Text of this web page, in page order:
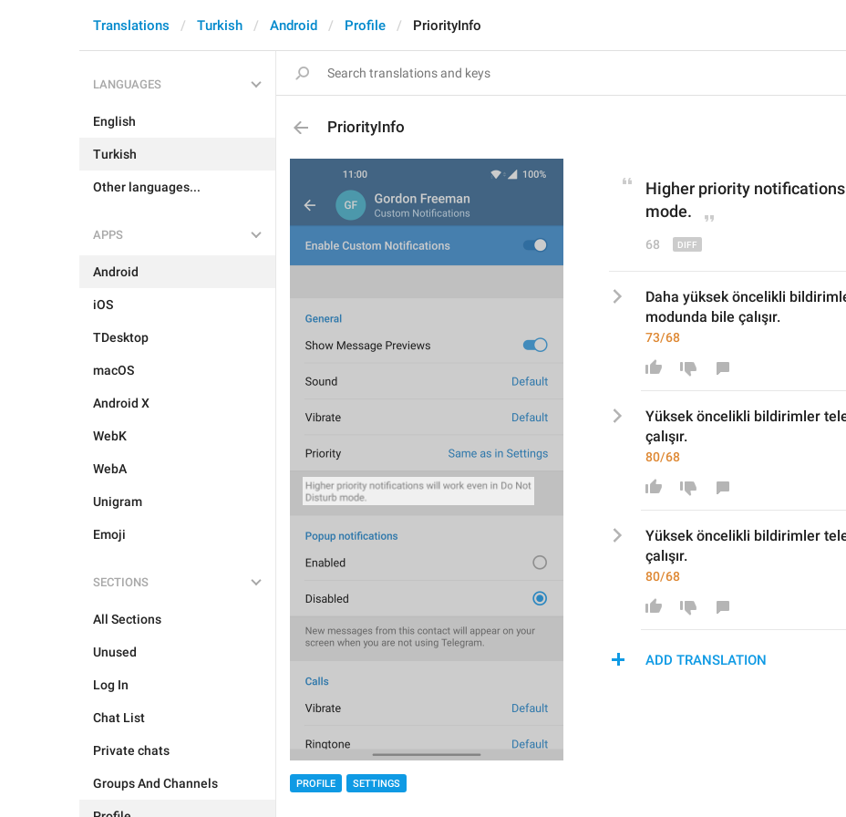
Translations Turkish Android Profile PriorityInfo
LANGUAGES
English
Turkish
Other languages...
APPS
Android
iOS
TDesktop
macOS
Android X
WebK
WebA
Unigram
Emoji
SECTIONS
All Sections
Unused
Log In
Chat List
Private chats
Groups And Channels
PriorityInfo
PROFILE SETTINGS
Higher priority
mode.
68
Daha yüksek öncelikli
modunda bile çalışır.
73/68
Yüksek öncelikli bildirimler
çalışır.
80/68
Yüksek öncelikli bildirimler
çalışır.
80/68
ADD TRANSLATION